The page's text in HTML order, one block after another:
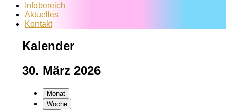
Infobereich
Aktuelles
Kontakt
Kalender
30. März 2026
Monat
Woche